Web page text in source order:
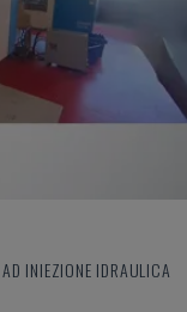
INIEZIONE IDRAULICA